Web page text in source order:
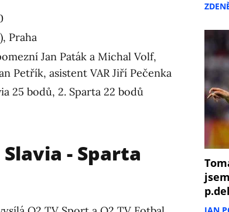
Praha
Jan Paták a Michal Volf,
Petřík, asistent VAR Jiří Pečenka
25 bodů, 2. Sparta 22 bodů
- Sparta
p.del